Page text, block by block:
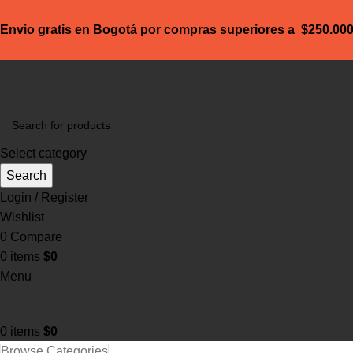
Envio gratis en Bogotá por compras superiores a $250.000
Select category
Search
Login / Register
Wishlist
0 Compare
0 items $0
Menu
0 items $0